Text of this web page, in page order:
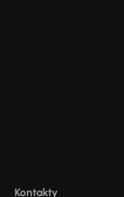
Kontakty